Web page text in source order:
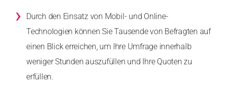
›
Durch den Einsatz von Mobil- und Online-
Technologien können Sie Tausende von Befragten auf
einen Blick erreichen, um Ihre Umfrage innerhalb
weniger Stunden auszufüllen und Ihre Quoten zu
erfüllen.